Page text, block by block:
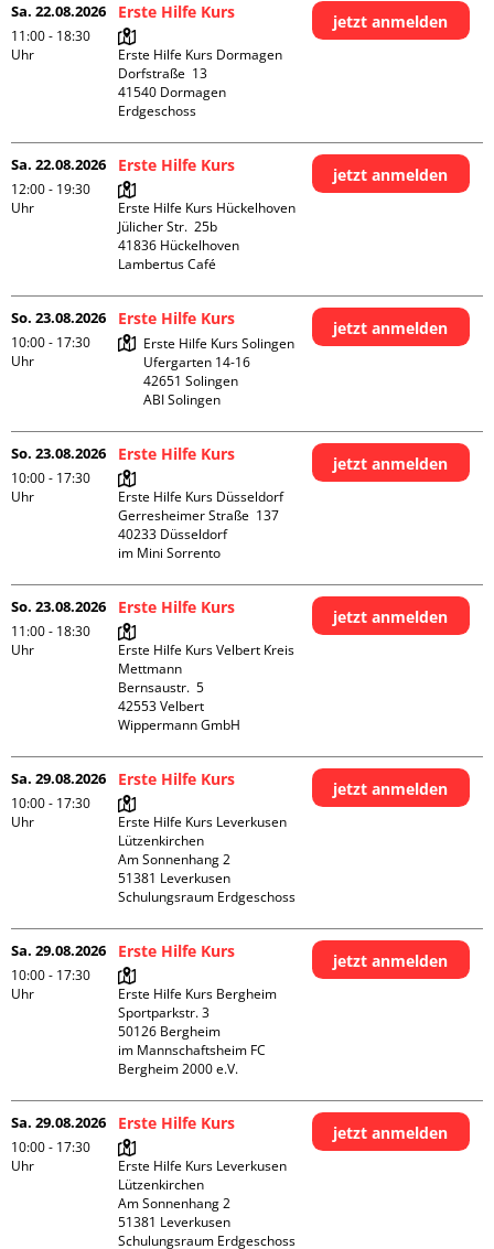
Sa. 22.08.2026
11:00 - 18:30
Uhr
Erste Hilfe Kurs
Erste Hilfe Kurs Dormagen
Dorfstraße  13
41540 Dormagen
Erdgeschoss
jetzt anmelden
Sa. 22.08.2026
12:00 - 19:30
Uhr
Erste Hilfe Kurs
Erste Hilfe Kurs Hückelhoven
Jülicher Str.  25b
41836 Hückelhoven
Lambertus Café
jetzt anmelden
So. 23.08.2026
10:00 - 17:30
Uhr
Erste Hilfe Kurs
Erste Hilfe Kurs Solingen
Ufergarten 14-16
42651 Solingen
ABI Solingen
jetzt anmelden
So. 23.08.2026
10:00 - 17:30
Uhr
Erste Hilfe Kurs
Erste Hilfe Kurs Düsseldorf
Gerresheimer Straße  137
40233 Düsseldorf
im Mini Sorrento
jetzt anmelden
So. 23.08.2026
11:00 - 18:30
Uhr
Erste Hilfe Kurs
Erste Hilfe Kurs Velbert Kreis
Mettmann
Bernsaustr.  5
42553 Velbert
Wippermann GmbH
jetzt anmelden
Sa. 29.08.2026
10:00 - 17:30
Uhr
Erste Hilfe Kurs
Erste Hilfe Kurs Leverkusen
Lützenkirchen
Am Sonnenhang 2
51381 Leverkusen
Schulungsraum Erdgeschoss
jetzt anmelden
Sa. 29.08.2026
10:00 - 17:30
Uhr
Erste Hilfe Kurs
Erste Hilfe Kurs Bergheim
Sportparkstr. 3
50126 Bergheim
im Mannschaftsheim FC
Bergheim 2000 e.V.
jetzt anmelden
Sa. 29.08.2026
10:00 - 17:30
Uhr
Erste Hilfe Kurs
Erste Hilfe Kurs Leverkusen
Lützenkirchen
Am Sonnenhang 2
51381 Leverkusen
Schulungsraum Erdgeschoss
jetzt anmelden